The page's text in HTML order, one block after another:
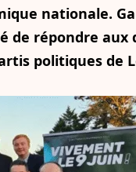
nationale.
de répondre aux
politiques de